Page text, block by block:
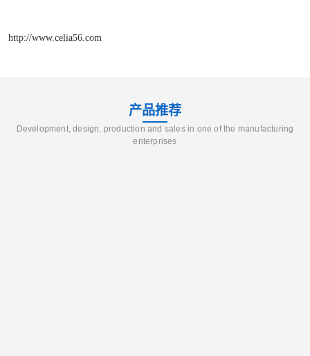
http://www.celia56.com
产品推荐
Development, design, production and sales in one of the manufacturing
enterprises